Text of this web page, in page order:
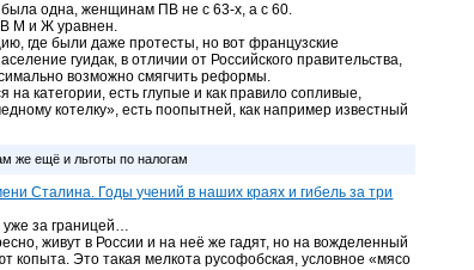
одна, женщинам ПВ не с 63-х, а с 60.
М и Ж уравнен.
где были даже протесты, но вот французские
гуидак, в отличии от Российского правительства,
возможно смягчить реформы.
категории, есть глупые и как правило сопливые,
котелку», есть поопытней, как например известный
же ещё и льготы по налогам
Сталина. Годы учений в наших краях и гибель за три
за границей…
живут в России и на неё же гадят, но на вожделенный
копыта. Это такая мелкота русофобская, условное «мясо